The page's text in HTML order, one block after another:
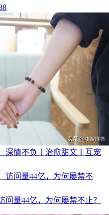
深情不负丨治愈甜文丨互宠
量44亿，为何屡禁不止？